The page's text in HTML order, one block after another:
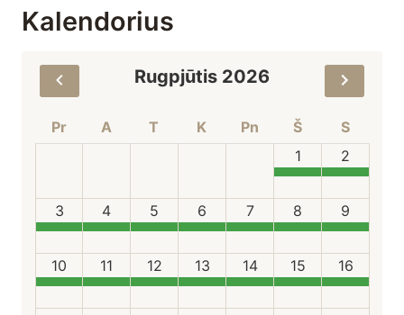
Kalendorius
Rugpjūtis 2026
Pr A T K Pn Š
S
1
2
3 4 5 6 7 8 9
10 11 12 13 14 15 16